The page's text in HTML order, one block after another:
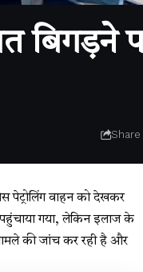
बिगड़ने
Share
पेट्रोलिंग वाहन को देखकर
गया, लेकिन इलाज के
की जांच कर रही है और